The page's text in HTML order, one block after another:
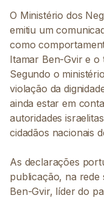
O Ministério dos
emitiu um
como
Itamar Ben-Gvir e o
Segundo o
violação da
ainda estar em
autoridades
cidadãos nacionais
As declarações
publicação, na rede
Ben-Gvir, líder do